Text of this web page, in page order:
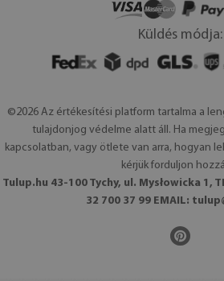
Küldés módja:
©2026 Az értékesítési platform tartalma a
tulajdonjog védelme alatt áll. Ha
kapcsolatban, vagy ötlete van arra, hogyan
kérjük forduljon
Tulup.hu 43-100 Tychy, ul. Mysłowicka 1,
32 700 37 99 EMAIL: